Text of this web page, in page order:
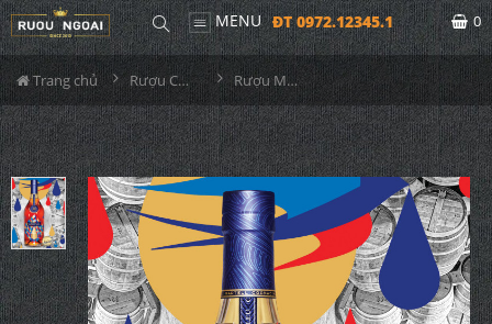
MENU ĐT 0972.12345.1 0
Trang chủ Rượu Cognac Rượu Martell Cordon Bleu Limited 2023